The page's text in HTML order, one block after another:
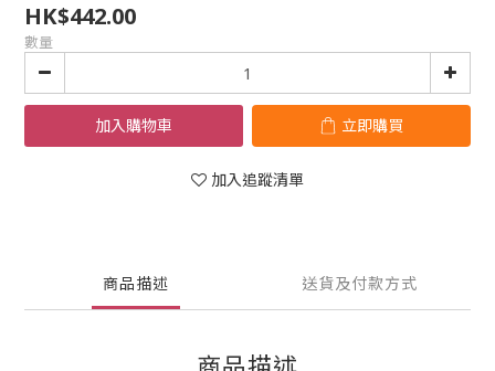
HK$442.00
數量
加入購物車 立即購買
加入追蹤清單
商品描述 送貨及付款方式